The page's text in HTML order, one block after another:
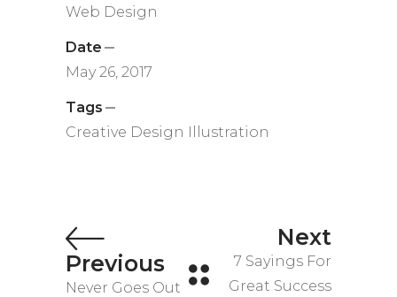
Web Design
Date
May 26, 2017
Tags
Creative Design Illustration
Previous
Never Goes Out
Next
7 Sayings For
Great Success